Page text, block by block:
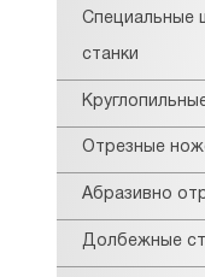
Специальные
станки
Отрезные
Абразивно
Долбежные